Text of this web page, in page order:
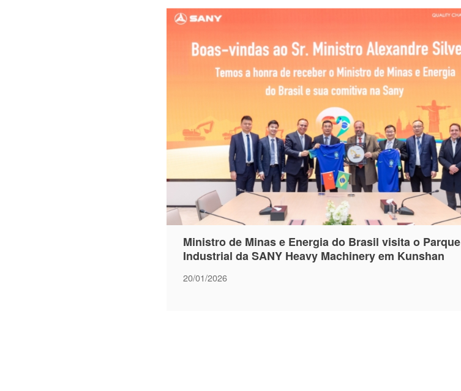
Ministro de Minas e Energia do Brasil visita o Parque
Industrial da SANY Heavy Machinery em Kunshan
20/01/2026